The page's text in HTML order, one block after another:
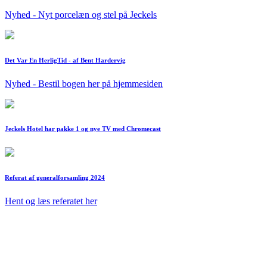
Nyhed - Nyt porcelæn og stel på Jeckels
Det Var En HerligTid - af Bent Hardervig
Nyhed - Bestil bogen her på hjemmesiden
Jeckels Hotel har pakke 1 og nye TV med Chromecast
Referat af generalforsamling 2024
Hent og læs referatet her